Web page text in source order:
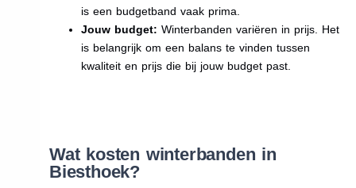
is een budgetband vaak prima.
Jouw budget: Winterbanden variëren in prijs. Het
is belangrijk om een balans te vinden tussen
kwaliteit en prijs die bij jouw budget past.
Wat kosten winterbanden in
Biesthoek?